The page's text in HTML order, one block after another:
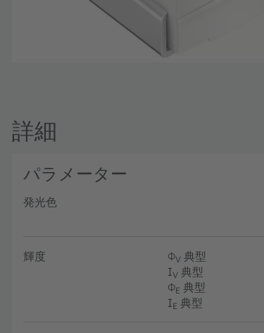
詳細
パラメーター
発光色
輝度 ΦV 典型
IV 典型
ΦE 典型
IE 典型